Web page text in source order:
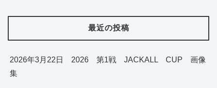
最近の投稿
2026年3月22日 2026 第1戦 JACKALL CUP 画像
集